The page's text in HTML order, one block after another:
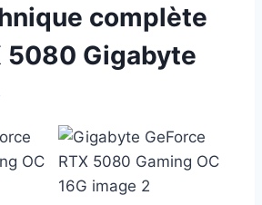
complète
5080 Gigabyte